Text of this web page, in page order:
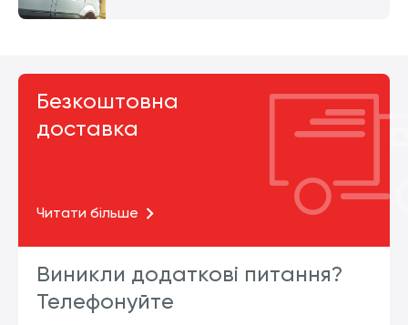
Безкоштовна
доставка
Читати більше
Виникли додаткові питання?
Телефонуйте